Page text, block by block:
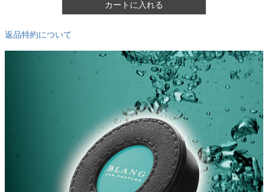
カートに入れる
返品特約について